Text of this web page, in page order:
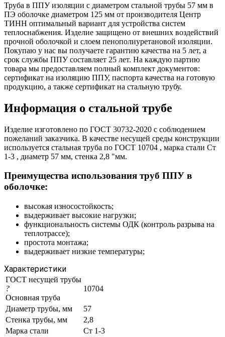
Труба в ППУ изоляции с диаметром стальной трубы 57 мм в
ПЭ оболочке диаметром 125 мм от производителя Центр
ТИНН оптимальный вариант для устройства систем
теплоснабжения. Изделие защищено от внешних воздействий
прочной оболочкой и слоем пенополиуретановой изоляции.
Покупаю у нас вы получаете гарантию качества на 5 лет, а
срок службы ППУ составляет 25 лет. На каждую партию
товара мы предоставляем полный комплект документов:
сертификат на изоляцию ППУ, паспорта качества на готовую
продукцию, а также сертификат на стальную трубу.
Информация о стальной трубе
Изделие изготовлено по ГОСТ 30732-2020 с соблюдением
пожеланий заказчика. В качестве несущей среды конструкции
используется стальная труба по ГОСТ 10704 , марка стали Ст
1-3 , диаметр 57 мм, стенка 2,8 "мм.
Преимущества использования труб ППУ в
оболочке:
высокая износостойкость;
выдерживает высокие нагрузки;
функциональность системы ОДК (контроль разрыва на
теплотрассе);
простота монтажа;
выдерживает низкие температуры;
Характеристики
ГОСТ несущей трубы
?
Основная труба
10704
Диаметр трубы, мм
57
Стенка трубы, мм
2,8
Марка стали
Ст 1-3